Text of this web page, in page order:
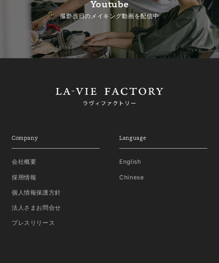
Youtube
撮影当日のメイキング動画を配信中
Company
会社概要
採用情報
個人情報保護方針
法人さまお問合せ
プレスリリース
Language
English
Chinese